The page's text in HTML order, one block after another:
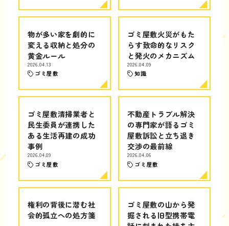
物が多い家を劇的に
変える収納と処分の
黄金ルール
2026.04.13
ゴミ屋敷
ゴミ屋敷火災がもた
らす致命的なリスク
と発火のメカニズム
2026.04.09
知識
ゴミ屋敷清掃業者と
民生委員が連携した
ある生活再建の成功
事例
2026.04.09
ゴミ屋敷
不動産トラブル解決
の専門家が語るゴミ
屋敷訴訟と立ち退き
交渉の最前線
2026.04.06
ゴミ屋敷
権利の背後に潜む社
会的孤立への処方箋
ゴミ屋敷の山から発
掘される旧型携帯電